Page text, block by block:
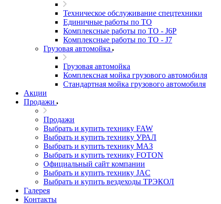
Техническое обслуживание спецтехники
Единичные работы по ТО
Комплексные работы по ТО - J6P
Комплексные работы по ТО - J7
Грузовая автомойка
Грузовая автомойка
Комплексная мойка грузового автомобиля
Стандартная мойка грузового автомобиля
Акции
Продажи
Продажи
Выбрать и купить технику FAW
Выбрать и купить технику УРАЛ
Выбрать и купить технику МАЗ
Выбрать и купить технику FOTON
Официальный сайт компании
Выбрать и купить технику JAC
Выбрать и купить вездеходы ТРЭКОЛ
Галерея
Контакты